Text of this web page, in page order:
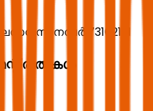
നമ്പർ 73102191
രീതികൾ